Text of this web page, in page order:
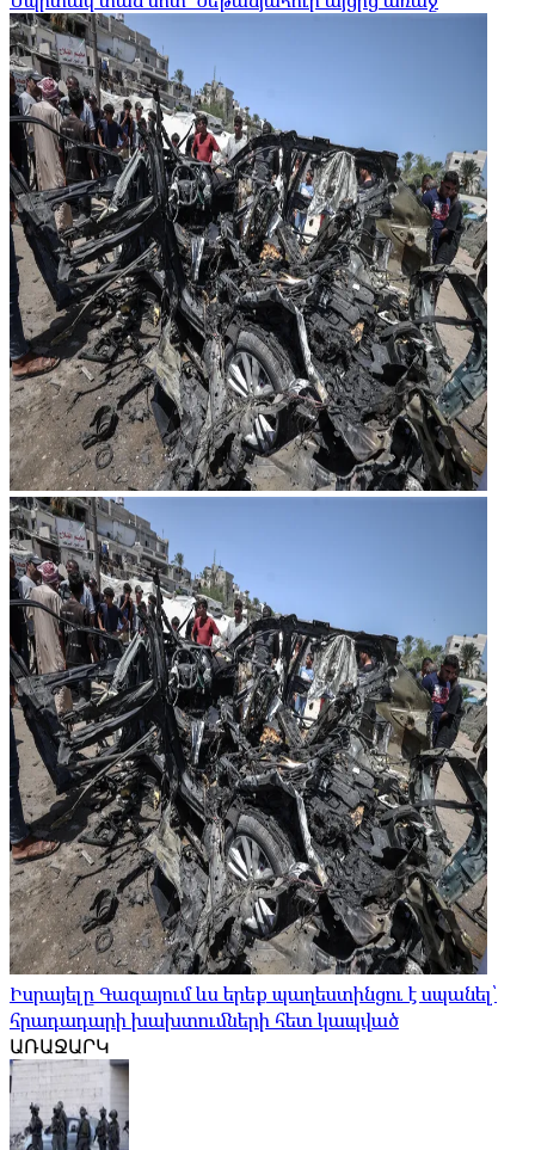
Իսրայելը Գազայում ևս երեք պաղեստինցու է սպանել՝
հրադադարի խախտումների հետ կապված
ԱՌԱՋԱՐԿ